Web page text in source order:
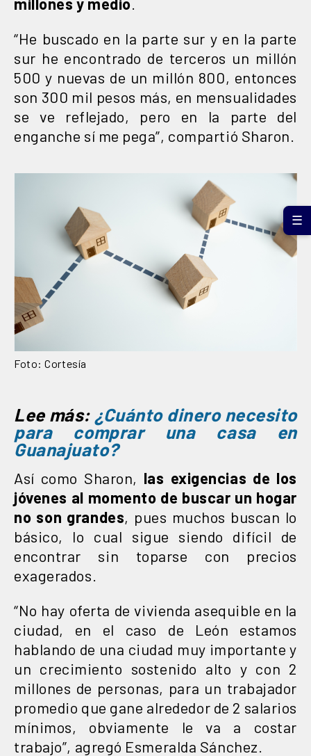
“He buscado en la parte sur y en la parte
sur he encontrado de terceros un millón
500 y nuevas de un millón 800, entonces
son 300 mil pesos más, en mensualidades
se ve reflejado, pero en la parte del
enganche sí me pega”, compartió Sharon.
Foto: Cortesía
Lee más: ¿Cuánto dinero necesito
para comprar una casa en
Guanajuato?
Así como Sharon, las exigencias de los
jóvenes al momento de buscar un hogar
no son grandes, pues muchos buscan lo
básico, lo cual sigue siendo difícil de
encontrar sin toparse con precios
exagerados.
“No hay oferta de vivienda asequible en la
ciudad, en el caso de León estamos
hablando de una ciudad muy importante y
un crecimiento sostenido alto y con 2
millones de personas, para un trabajador
promedio que gane alrededor de 2 salarios
mínimos, obviamente le va a costar
trabajo”, agregó Esmeralda Sánchez.
☰